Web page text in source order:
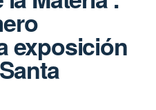
exposición